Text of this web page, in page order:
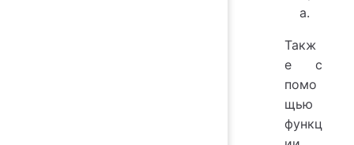
а.
Такж
е с
помо
щью
функц